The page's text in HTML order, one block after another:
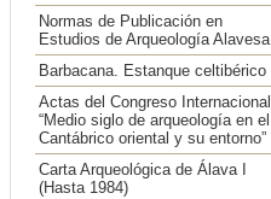
Normas de Publicación en
Estudios de Arqueología Alavesa
Barbacana. Estanque celtibérico
Actas del Congreso Internacional
“Medio siglo de arqueología en el
Cantábrico oriental y su entorno”
Carta Arqueológica de Álava I
(Hasta 1984)